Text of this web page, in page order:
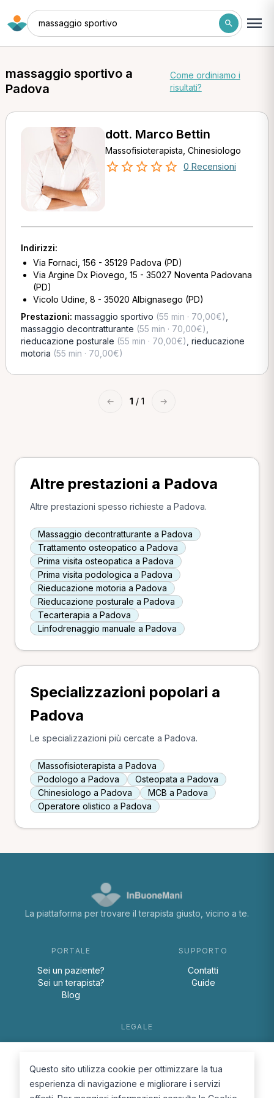
massaggio sportivo
massaggio sportivo a
Padova
Come ordiniamo i
risultati?
dott. Marco Bettin
Massofisioterapista, Chinesiologo
0 Recensioni
Indirizzi:
Via Fornaci, 156 - 35129 Padova (PD)
Via Argine Dx Piovego, 15 - 35027 Noventa Padovana
(PD)
Vicolo Udine, 8 - 35020 Albignasego (PD)
Prestazioni: massaggio sportivo (55 min · 70,00€)
massaggio decontratturante (55 min · 70,00€)
rieducazione posturale (55 min · 70,00€) rieducazione
motoria (55 min · 70,00€)
← 1 / 1 →
Altre prestazioni a Padova
Altre prestazioni spesso richieste a Padova.
Massaggio decontratturante a Padova
Trattamento osteopatico a Padova
Prima visita osteopatica a Padova
Prima visita podologica a Padova
Rieducazione motoria a Padova
Rieducazione posturale a Padova
Tecarterapia a Padova
Linfodrenaggio manuale a Padova
Specializzazioni popolari a
Padova
Le specializzazioni più cercate a Padova.
Massofisioterapista a Padova
Podologo a Padova
Osteopata a Padova
Chinesiologo a Padova
MCB a Padova
Operatore olistico a Padova
La piattaforma per trovare il terapista giusto, vicino a te.
PORTALE
Sei un paziente?
Sei un terapista?
Blog
SUPPORTO
Contatti
Guide
LEGALE
Cookie Policy
Questo sito utilizza cookie per ottimizzare la tua
esperienza di navigazione e migliorare i servizi